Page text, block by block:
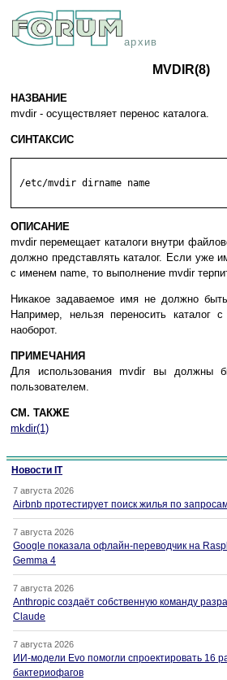
архив
MVDIR(8)
НАЗВАНИЕ
mvdir - осуществляет перенос каталога.
СИНТАКСИС
/etc/mvdir dirname name
ОПИСАНИЕ
mvdir перемещает каталоги внутри
должно представлять каталог. Если уже
с именем name, то выполнение mvdir
Никакое задаваемое имя не должно
Например, нельзя переносить
наоборот.
ПРИМЕЧАНИЯ
Для использования mvdir вы должны
пользователем.
СМ. ТАКЖЕ
mkdir(1)
Новости IT
7 августа 2026
Airbnb протестирует поиск жилья по
7 августа 2026
Google показала офлайн-переводчик на
Gemma 4
7 августа 2026
Anthropic создаёт собственную команду
Claude
7 августа 2026
ИИ-модели Evo помогли спроектировать 16
бактериофагов